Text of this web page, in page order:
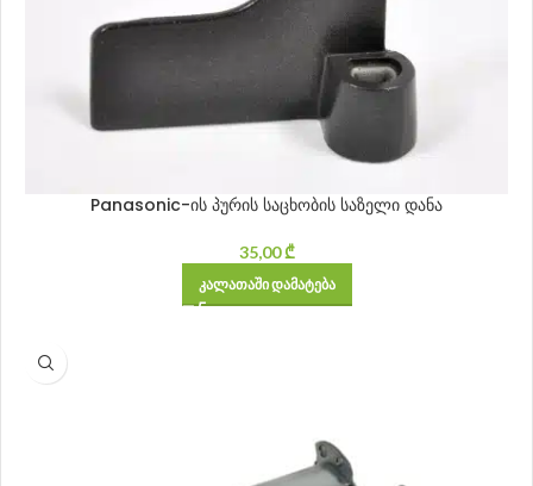
Panasonic-ის პურის საცხობის საზელი დანა
35,00₾
ᲙᲐᲚᲐᲗᲐᲨᲘ ᲓᲐᲛᲐᲢᲔᲑᲐ